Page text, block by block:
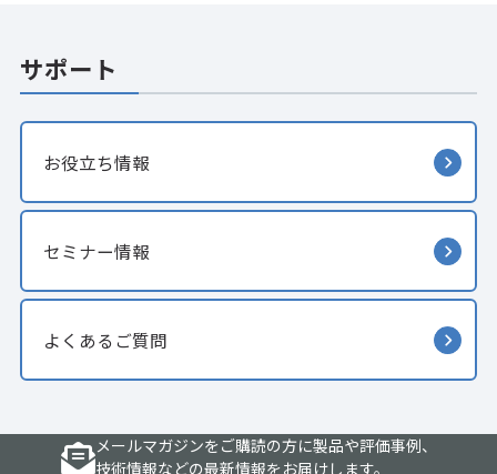
サポート
お役立ち情報
セミナー情報
よくあるご質問
メールマガジンをご購読の方に製品や評価事例、
技術情報などの最新情報をお届けします。